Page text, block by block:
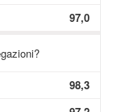
97,0
98,3